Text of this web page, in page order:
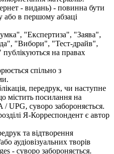
- видань) - повинна бути
або в першому абзаці
"Експертиза", "Заява",
"Вибори", "Тест-драйв",
на правах
спільно з
передрук, чи наступне
містить посилання на
/ UPG, суворо забороняється.
Я-Корреспондент є автор
та відтворення
аудіовізуальних творів
- суворо забороняється.